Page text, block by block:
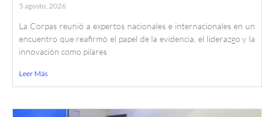
5 agosto, 2026
La Corpas reunió a expertos nacionales e internacionales en un
encuentro que reafirmó el papel de la evidencia, el liderazgo y la
innovación como pilares
Leer Más